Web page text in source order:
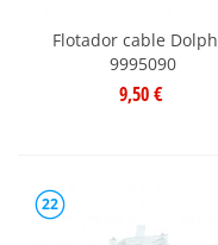
Flotador cable
9995090
9,50 €
22